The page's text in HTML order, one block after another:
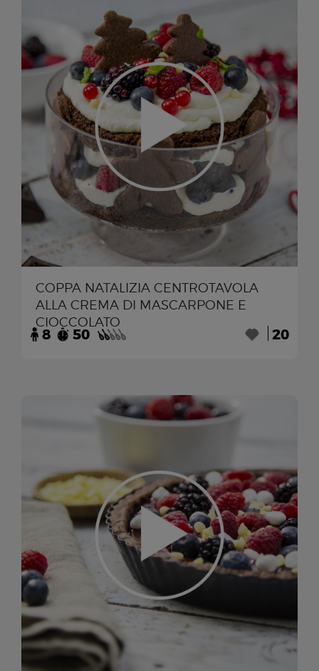
COPPA NATALIZIA CENTROTAVOLA
ALLA CREMA DI MASCARPONE E
CIOCCOLATO
8 50 20